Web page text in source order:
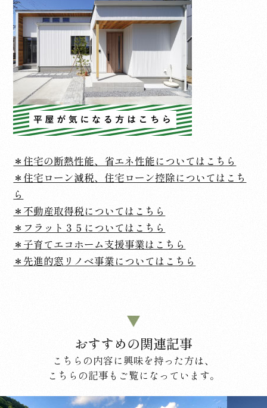
＊住宅の断熱性能、省エネ性能についてはこちら
＊住宅ローン減税、住宅ローン控除についてはこち
ら
＊不動産取得税についてはこちら
＊フラット３５についてはこちら
＊子育てエコホーム支援事業はこちら
＊先進的窓リノベ事業についてはこちら
おすすめの関連記事
こちらの内容に興味を持った方は、
こちらの記事もご覧になっています。